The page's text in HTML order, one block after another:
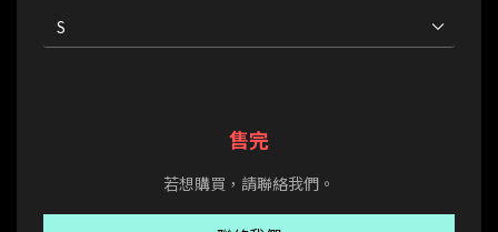
售完
若想購買，請聯絡我們。